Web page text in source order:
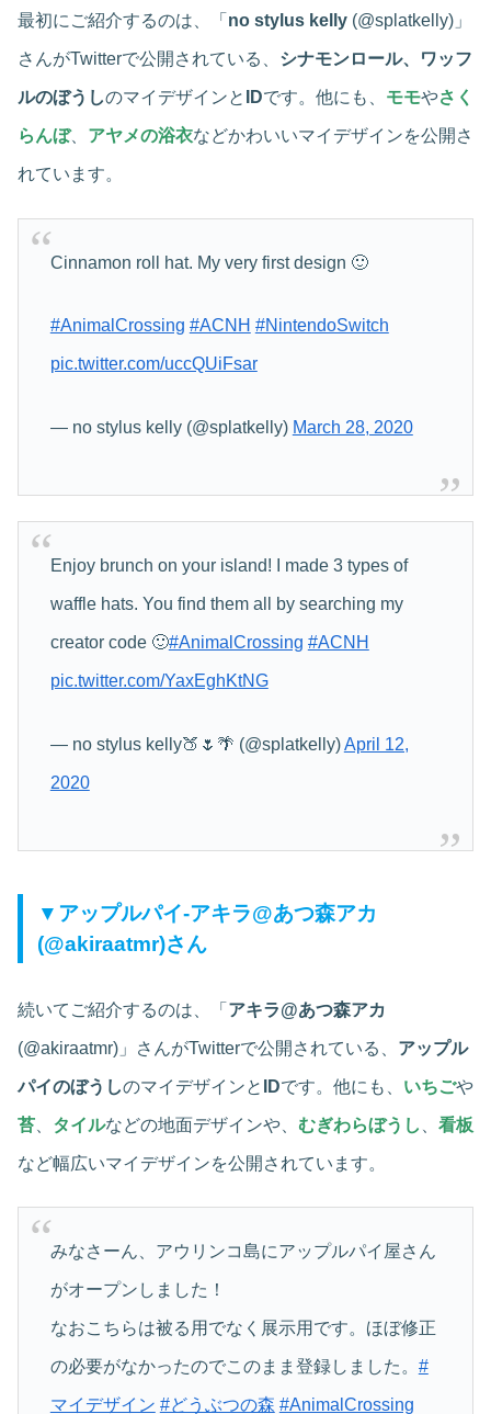
最初にご紹介するのは、「 no stylus kelly (@splatkelly)」
さんがTwitterで公開されている、 シナモンロール、ワッフ
ルのぼうしのマイデザインと IDです。他にも、 モモやさく
らんぼ、 アヤメの浴衣などかわいいマイデザインを公開さ
れています。
Cinnamon roll hat. My very first design 🙂
#AnimalCrossing #ACNH #NintendoSwitch
pic.twitter.com/uccQUiFsar
— no stylus kelly (@splatkelly) March 28, 2020
Enjoy brunch on your island! I made 3 types of
waffle hats. You find them all by searching my
creator code 🙂#AnimalCrossing #ACNH
pic.twitter.com/YaxEghKtNG
— no stylus kelly🍑🌷🌴 (@splatkelly)April 12,
2020
▼アップルパイ‐アキラ@あつ森アカ
(@akiraatmr)さん
続いてご紹介するのは、「 アキラ@あつ森アカ
(@akiraatmr)」さんがTwitterで公開されている、 アップル
パイのぼうしのマイデザインと IDです。他にも、 いちごや
苔 タイルなどの地面デザインや、 むぎわらぼうし 看板
など幅広いマイデザインを公開されています。
みなさーん、アウリンコ島にアップルパイ屋さん
がオープンしました！
なおこちらは被る用でなく展示用です。ほぼ修正
の必要がなかったのでこのまま登録しました。 #
マイデザイン #どうぶつの森 #AnimalCrossing